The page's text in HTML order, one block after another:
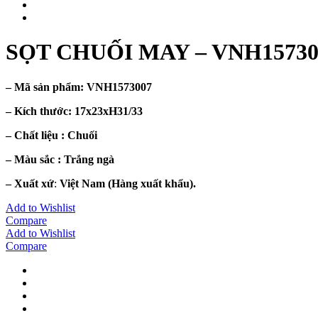
SỌT CHUỐI MAY –
– Mã sản phẩm: VNH1573007
– Kích thước: 17x23xH31/33
– Chất liệu : Chuối
– Màu sắc : Trắng ngà
– Xuất xứ: Việt Nam (Hàng xuất khẩu).
Add to Wishlist
Compare
Add to Wishlist
Compare